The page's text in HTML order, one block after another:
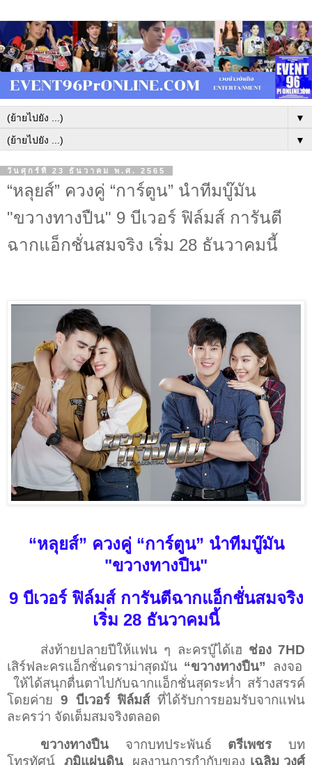
▼
▼
วันศุกร์ที่ 23 ธันวาคม พ.ศ. 2565
“หลุยส์” ควงคู่ “การ์ตูน” นำทีมบู๊มัน
"ขวางทางปืน" 9 บีเวอร์ ฟิล์มส์ การันตี
ฉากแอ็กชั่นสมจริง เริ่ม 28 ธันวาคมนี้
“หลุยส์” ควงคู่ “การ์ตูน” นำทีมบู๊มัน
"ขวางทางปืน"
9 บีเวอร์ ฟิล์มส์ การันตีฉากแอ็กชั่นสมจริง
เริ่ม 28 ธันวาคมนี้
ส่งท้ายปลายปีให้แฟน ๆ ละครบู๊ได้เฮ ช่อง 7HD
เสิร์ฟละครแอ็กชั่นดราม่าสุดมัน “ขวางทางปืน” ลงจอ
ให้ได้สนุกตื่นตาไปกับฉากแอ็กชั่นสุดระห่ำ สร้างสรรค์
โดยค่าย 9 บีเวอร์ ฟิล์มส์ที่ได้รับการยอมรับจากแฟน
ละครว่า จัดเต็มสมจริงตลอด
ขวางทางปืน จากบทประพันธ์ ตรีเพชรบท
โทรทัศน์
ภูมิแผ่นดิน ผลงานการกำกับของ เฉลิม วงศ์